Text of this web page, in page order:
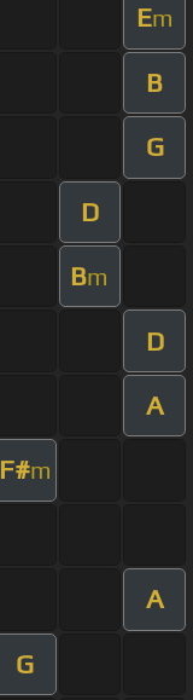
Em
B
G
D
Bm
D
A
F#m
A
G